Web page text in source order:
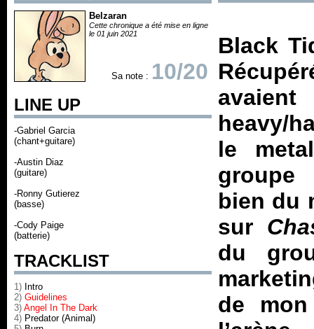
Belzaran
Cette chronique a été mise en ligne
le 01 juin 2021
Sa note : 10/20
LINE UP
-Gabriel Garcia
(chant+guitare)
-Austin Diaz
(guitare)
-Ronny Gutierez
(basse)
-Cody Paige
(batterie)
TRACKLIST
1) Intro
2) Guidelines
3) Angel In The Dark
4) Predator (Animal)
Black
heavy/
le
groupe
bien du
sur
du
de